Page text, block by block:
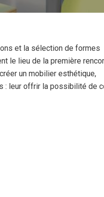
et la sélection de formes
le lieu de la première
un mobilier esthétique,
: leur offrir la possibilité de